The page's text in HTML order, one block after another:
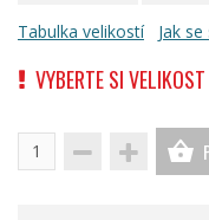
Tabulka velikostí Jak
VYBERTE SI VELIKOST